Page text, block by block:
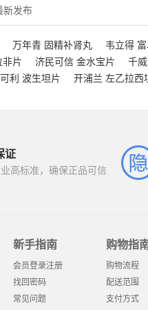
新发布
万年青 固精补肾丸
韦立得
片 济民可信 金水宝片
千
利 波生坦片 开浦兰 左乙拉西
证
高标准，确保正品可信
新手指南
会员登录注册
找回密码
常见问题
购物指
购物流程
配送范围
支付方式